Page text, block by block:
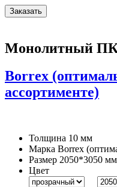
Монолитный
Borrex
ассортименте)
Толщина 10 мм
Марка Borrex
Размер 2050*3050 мм
Цвет